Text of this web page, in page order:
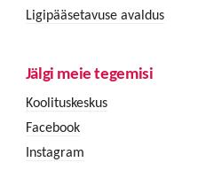
Ligipääsetavuse avaldus
Jälgi meie tegemisi
Koolituskeskus
Facebook
Instagram